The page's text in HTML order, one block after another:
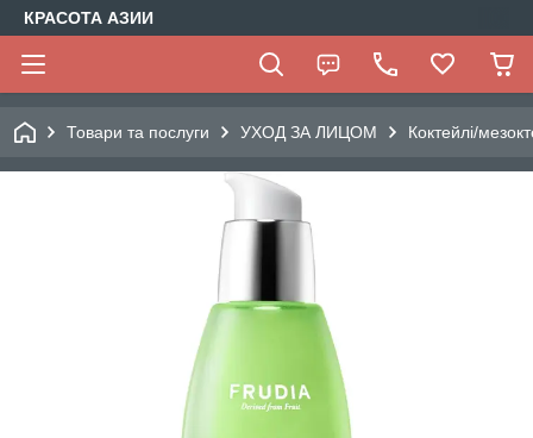
КРАСОТА АЗИИ
Товари та послуги УХОД ЗА ЛИЦОМ Коктейлі/